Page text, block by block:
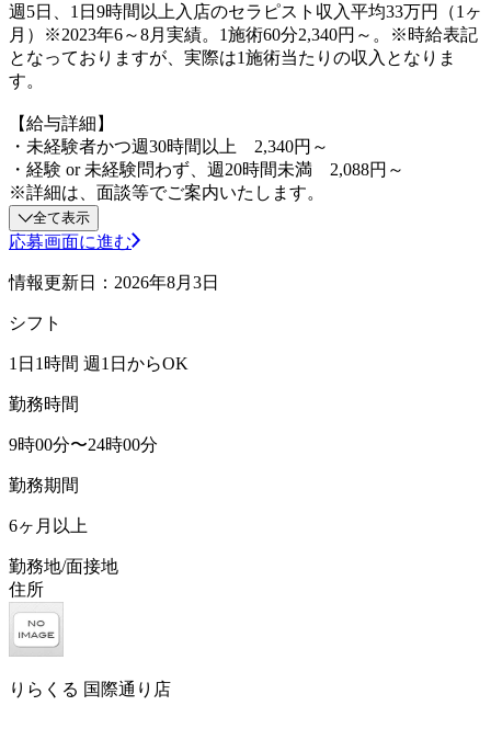
週5日、1日9時間以上入店のセラピスト収入平均33万円（1ヶ
月）※2023年6～8月実績。1施術60分2,340円～。※時給表記
となっておりますが、実際は1施術当たりの収入となりま
す。
【給与詳細】
・未経験者かつ週30時間以上 2,340円～
・経験 or 未経験問わず、週20時間未満 2,088円～
※詳細は、面談等でご案内いたします。
全て表示
応募画面に進む
情報更新日：2026年8月3日
シフト
1日1時間 週1日からOK
勤務時間
9時00分〜24時00分
勤務期間
6ヶ月以上
勤務地/面接地
住所
りらくる 国際通り店